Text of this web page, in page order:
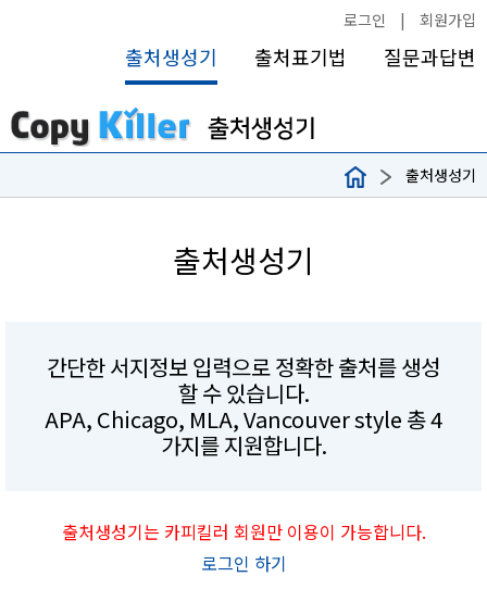
로그인 | 회원가입
출처생성기 출처표기법 질문과답변
출처생성기
출처생성기
간단한 서지정보 입력으로 정확한 출처를 생성
할 수 있습니다.
APA, Chicago, MLA, Vancouver style 총 4
가지를 지원합니다.
출처생성기는 카피킬러 회원만 이용이 가능합니다.
로그인 하기